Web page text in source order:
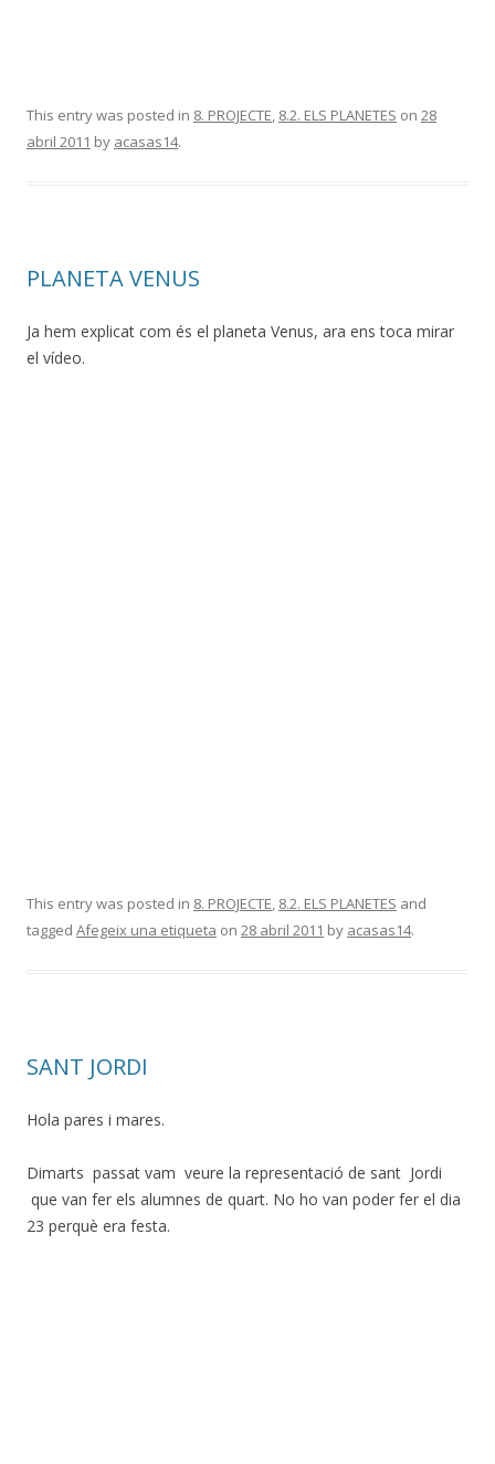
This entry was posted in 8. PROJECTE, 8.2. ELS PLANETES on 28
abril 2011 by acasas14.
PLANETA VENUS
Ja hem explicat com és el planeta Venus, ara ens toca mirar
el vídeo.
This entry was posted in 8. PROJECTE, 8.2. ELS PLANETES and
tagged Afegeix una etiqueta on 28 abril 2011 by acasas14.
SANT JORDI
Hola pares i mares.
Dimarts passat vam veure la representació de sant Jordi
que van fer els alumnes de quart. No ho van poder fer el dia
23 perquè era festa.